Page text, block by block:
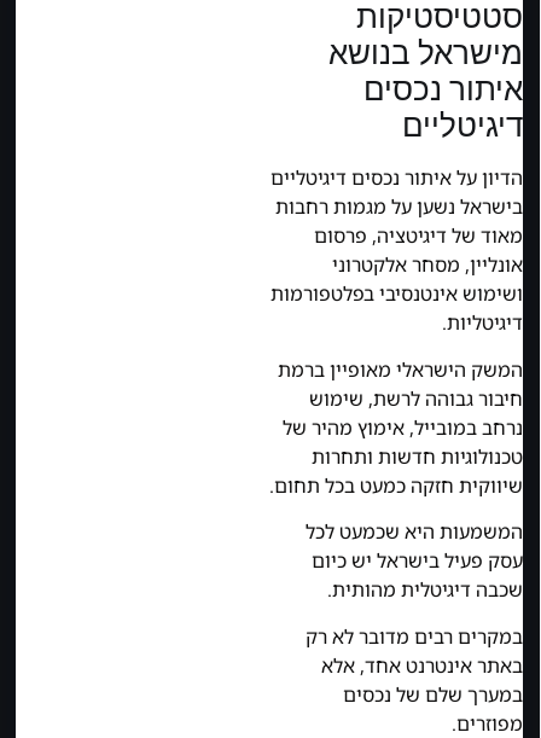
סטטיסטיקות
מישראל בנושא
איתור נכסים
דיגיטליים
הדיון על איתור נכסים דיגיטליים
בישראל נשען על מגמות רחבות
מאוד של דיגיטציה, פרסום
אונליין, מסחר אלקטרוני
ושימוש אינטנסיבי בפלטפורמות
דיגיטליות.
המשק הישראלי מאופיין ברמת
חיבור גבוהה לרשת, שימוש
נרחב במובייל, אימוץ מהיר של
טכנולוגיות חדשות ותחרות
שיווקית חזקה כמעט בכל תחום.
המשמעות היא שכמעט לכל
עסק פעיל בישראל יש כיום
שכבה דיגיטלית מהותית.
במקרים רבים מדובר לא רק
באתר אינטרנט אחד, אלא
במערך שלם של נכסים
מפוזרים.